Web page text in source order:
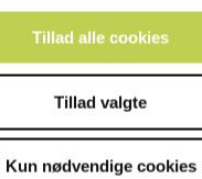
Tillad alle cookies
Tillad valgte
Kun nødvendige cookies